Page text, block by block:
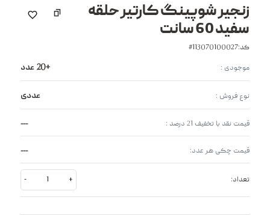
زنجیر شوپینگ کارتیر حلقه
سفید 60 سانت
کد:113070100027#
موجودی : +20 عدد
نوع فروش : عددی
قیمت نقد با تخفیف 21 درصد : ---
قیمت چکی هر عدد: ---
تعداد: +
-